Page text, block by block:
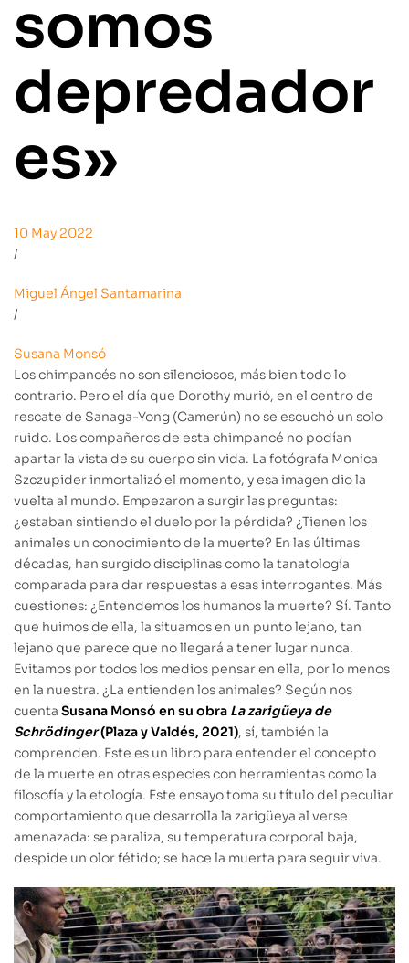
somos
depredador
es»
10 May 2022
/
Miguel Ángel Santamarina
/
Susana Monsó
Los chimpancés no son silenciosos, más bien todo lo
contrario. Pero el día que Dorothy murió, en el centro de
rescate de Sanaga-Yong (Camerún) no se escuchó un solo
ruido. Los compañeros de esta chimpancé no podían
apartar la vista de su cuerpo sin vida. La fotógrafa Monica
Szczupider inmortalizó el momento, y esa imagen dio la
vuelta al mundo. Empezaron a surgir las preguntas:
¿estaban sintiendo el duelo por la pérdida? ¿Tienen los
animales un conocimiento de la muerte? En las últimas
décadas, han surgido disciplinas como la tanatología
comparada para dar respuestas a esas interrogantes. Más
cuestiones: ¿Entendemos los humanos la muerte? Sí. Tanto
que huimos de ella, la situamos en un punto lejano, tan
lejano que parece que no llegará a tener lugar nunca.
Evitamos por todos los medios pensar en ella, por lo menos
en la nuestra. ¿La entienden los animales? Según nos
cuenta Susana Monsó en su obra La zarigüeya de
Schrödinger(Plaza y Valdés, 2021), sí, también la
comprenden. Este es un libro para entender el concepto
de la muerte en otras especies con herramientas como la
filosofía y la etología. Este ensayo toma su título del peculiar
comportamiento que desarrolla la zarigüeya al verse
amenazada: se paraliza, su temperatura corporal baja,
despide un olor fétido; se hace la muerta para seguir viva.